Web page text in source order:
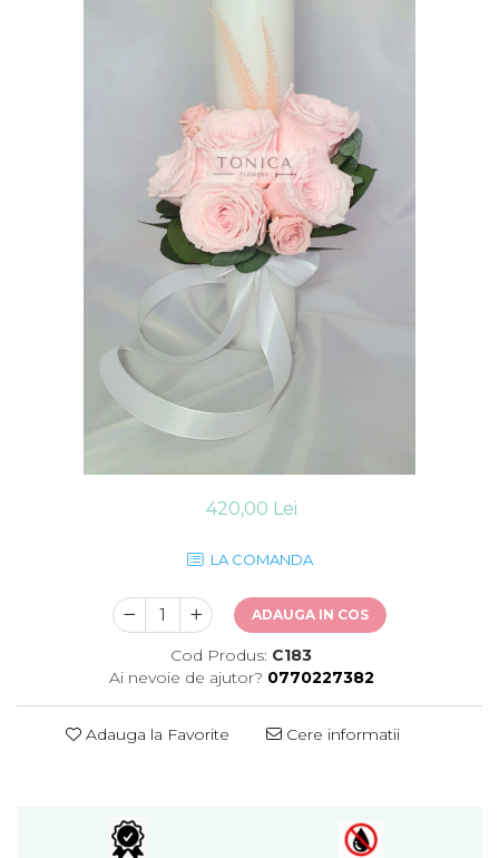
420,00 Lei
LA COMANDA
ADAUGA IN COS
Cod Produs: C183
Ai nevoie de ajutor? 0770227382
Adauga la Favorite Cere informatii